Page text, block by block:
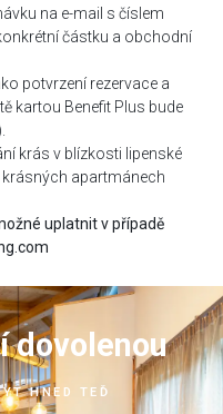
na e-mail s číslem
částku a obchodní
potvrzení rezervace a
kartou Benefit Plus bude
krás v blízkosti lipenské
apartmánech
uplatnit v případě
dovolenou
HNED TEĎ